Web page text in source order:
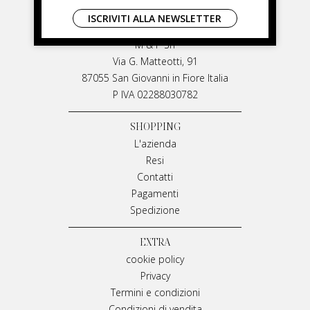
LIVIANA MIRARCHI
M & P Srl
Via G. Matteotti, 91
87055 San Giovanni in Fiore Italia
P IVA 02288030782
SHOPPING
L'azienda
Resi
Contatti
Pagamenti
Spedizione
EXTRA
cookie policy
Privacy
Termini e condizioni
ISCRIVITI ALLA NEWSLETTER